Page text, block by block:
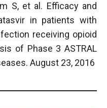
S, et al. Efficacy and
in patients with
receiving opioid
of Phase 3 ASTRAL
August 23, 2016